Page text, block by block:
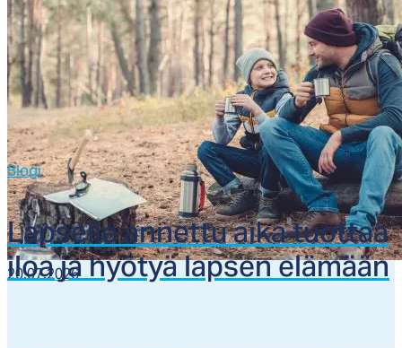
20.07.2026
Blogi
Lap­sel­le an­net­tu ai­ka tuot­taa
iloa ja hyö­tyä lap­sen elä­mään